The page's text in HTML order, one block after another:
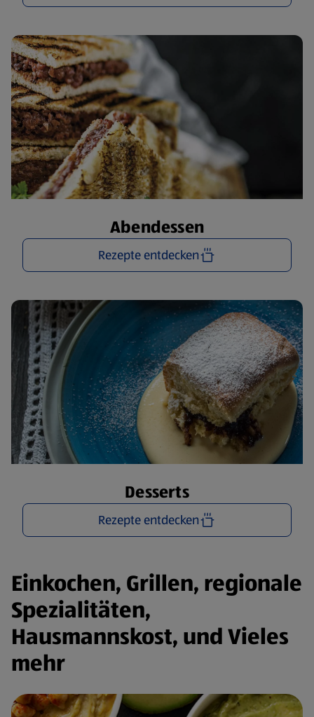
Abendessen
Rezepte entdecken
Desserts
Rezepte entdecken
Einkochen, Grillen, regionale
Spezialitäten,
Hausmannskost, und Vieles
mehr